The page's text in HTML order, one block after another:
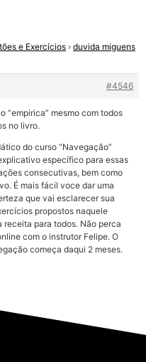
e Exercícios › duvida miguens
#4546
“empirica” mesmo com todos
no livro.
do curso “Navegação”
específico para essas
consecutivas, bem como
É mais fácil voce dar uma
que vai esclarecer sua
propostos naquele
receita para todos. Não perca
com o instrutor Felipe. O
começa daqui 2 meses.